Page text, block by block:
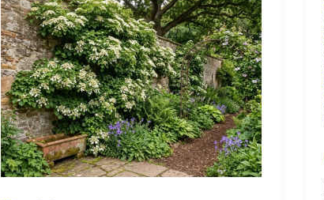
hortensia
kasvatamine:
lopsakas
õiemeri
varjulises
aias